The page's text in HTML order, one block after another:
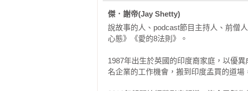
──雅莉安娜．赫芬頓，《赫芬頓郵報》創
傑．謝帝(Jay Shetty)
說故事的人、podcast節目主持人、前僧
心態》《愛的8法則》。
1987年出生於英國的印度裔家庭，以優
名企業的工作機會，搬到印度孟買的道場